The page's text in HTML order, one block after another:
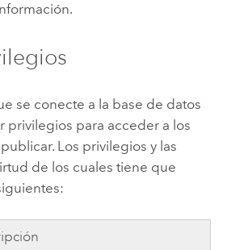
se conecte a la base de datos
privilegios para acceder a los
Los privilegios y las
de los cuales tiene que